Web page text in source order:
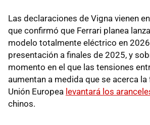
Las declaraciones de Vigna vienen
que confirmó que Ferrari planea
modelo totalmente eléctrico en
presentación a finales de 2025, y
momento en el que las tensiones
aumentan a medida que se acerca la
Unión Europea levantará los
chinos.